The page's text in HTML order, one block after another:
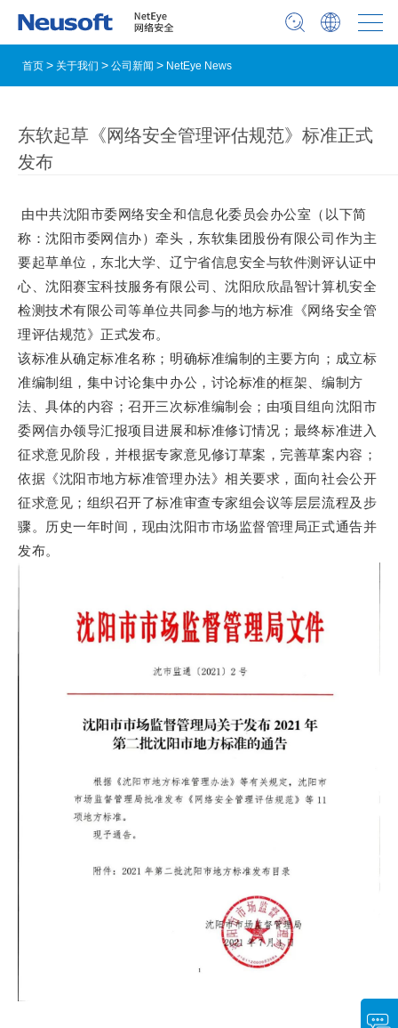
首页 关于我们 公司新闻 NetEye News
东软起草《网络安全管理评估规范》标准正式
发布
由中共沈阳市委网络安全和信息化委员会办公室（以下简
称：沈阳市委网信办）牵头，东软集团股份有限公司作为主
要起草单位，东北大学、辽宁省信息安全与软件测评认证中
心、沈阳赛宝科技服务有限公司、沈阳欣欣晶智计算机安全
检测技术有限公司等单位共同参与的地方标准《网络安全管
理评估规范》正式发布。
该标准从确定标准名称；明确标准编制的主要方向；成立标
准编制组，集中讨论集中办公，讨论标准的框架、编制方
法、具体的内容；召开三次标准编制会；由项目组向沈阳市
委网信办领导汇报项目进展和标准修订情况；最终标准进入
征求意见阶段，并根据专家意见修订草案，完善草案内容；
依据《沈阳市地方标准管理办法》相关要求，面向社会公开
征求意见；组织召开了标准审查专家组会议等层层流程及步
骤。历史一年时间，现由沈阳市市场监督管理局正式通告并
发布。